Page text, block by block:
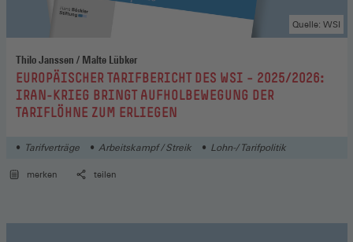
Thilo Janssen / Malte Lübker
:EUROPÄISCHER TARIFBERICHT DES WSI – 2025/2026:
IRAN-KRIEG BRINGT AUFHOLBEWEGUNG DER
TARIFLÖHNE ZUM ERLIEGEN
Quelle: WSI
Tarifverträge Arbeitskampf / Streik Lohn-/ Tarifpolitik
merken teilen